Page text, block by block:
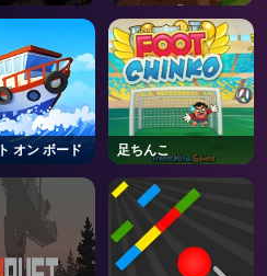
Defense 🌻 - Roblox
オン ボード 足ちんこ